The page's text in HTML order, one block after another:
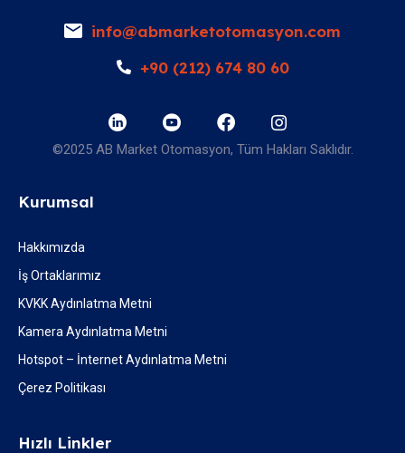
info@abmarketotomasyon.com
+90 (212) 674 80 60
©2025 AB Market Otomasyon, Tüm Hakları Saklıdır.
Kurumsal
Hakkımızda
İş Ortaklarımız
KVKK Aydınlatma Metni
Kamera Aydınlatma Metni
Hotspot – İnternet Aydınlatma Metni
Çerez Politikası
Hızlı Linkler